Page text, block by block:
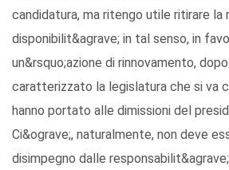
candidatura, ma ritengo utile ritirare la
disponibilit&agrave; in tal senso, in
un&rsquo;azione di rinnovamento,
caratterizzato la legislatura che si va
hanno portato alle dimissioni del
Ci&ograve;, naturalmente, non deve
disimpegno dalle